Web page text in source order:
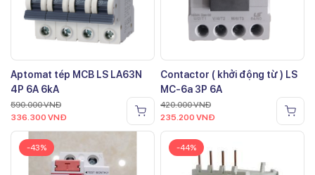
Aptomat tép MCB LS LA63N
4P 6A 6kA
590.000VNĐ
336.300 VNĐ
Contactor ( khởi động từ ) LS
MC-6a 3P 6A
420.000VNĐ
235.200 VNĐ
-43% -44%